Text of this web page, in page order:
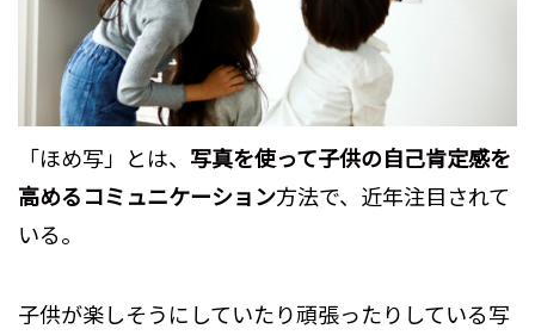
「ほめ写」とは、 写真を使って子供の自己肯定感を
高めるコミュニケーション方法で、近年注目されて
いる。
子供が楽しそうにしていたり頑張ったりしている写